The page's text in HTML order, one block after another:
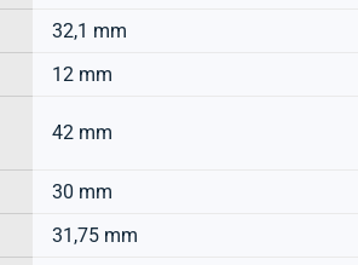
32,1 mm
12 mm
42 mm
30 mm
31,75 mm